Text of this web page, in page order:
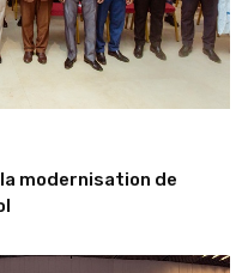
la modernisation de